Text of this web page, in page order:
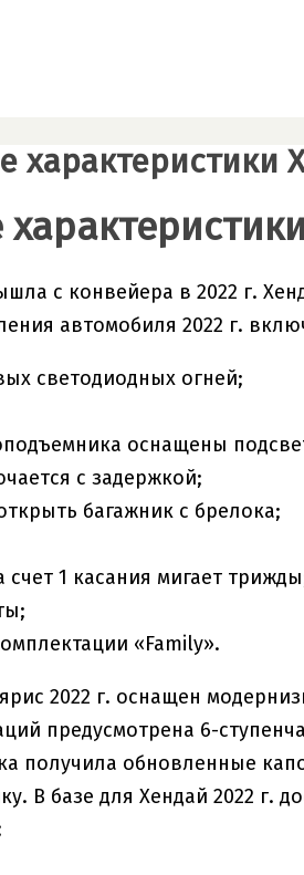
характеристики
с конвейера в 2022 г.
автомобиля 2022 г.
светодиодных огней;
оснащены
с задержкой;
багажник с брелока;
счет 1 касания мигает
«Family».
2022 г. оснащен
предусмотрена 6-
получила обновленные
В базе для Хендай 2022 г.